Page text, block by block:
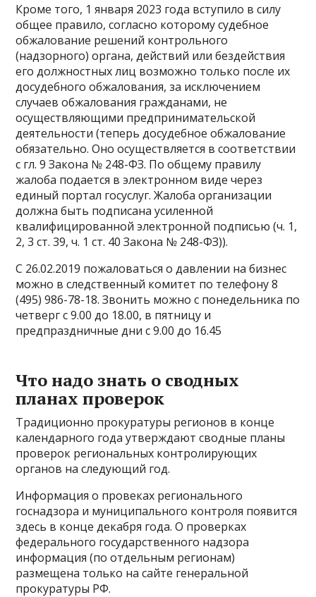
Кроме того, 1 января 2023 года вступило в силу
общее правило, согласно которому судебное
обжалование решений контрольного
(надзорного) органа, действий или бездействия
его должностных лиц возможно только после их
досудебного обжалования, за исключением
случаев обжалования гражданами, не
осуществляющими предпринимательской
деятельности (теперь досудебное обжалование
обязательно. Оно осуществляется в соответствии
с гл. 9 Закона № 248-ФЗ. По общему правилу
жалоба подается в электронном виде через
единый портал госуслуг. Жалоба организации
должна быть подписана усиленной
квалифицированной электронной подписью (ч. 1,
2, 3 ст. 39, ч. 1 ст. 40 Закона № 248-ФЗ)).
С 26.02.2019 пожаловаться о давлении на бизнес
можно в следственный комитет по телефону 8
(495) 986-78-18. Звонить можно с понедельника по
четверг с 9.00 до 18.00, в пятницу и
предпраздничные дни с 9.00 до 16.45
Что надо знать о сводных
планах проверок
Традиционно прокуратуры регионов в конце
календарного года утверждают сводные планы
проверок региональных контролирующих
органов на следующий год.
Информация о провеках регионального
госнадзора и муниципального контроля появится
здесь в конце декабря года. О проверках
федерального государственного надзора
информация (по отдельным регионам)
размещена только на сайте генеральной
прокуратуры РФ.